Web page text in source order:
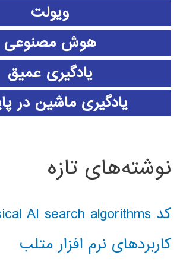
ویولت
هوش مصنوعی
یادگیری عمیق
یادگیری ماشین در
نوشته‌های تازه
کد classical AI search algorithms
کاربردهای نرم افزار متلب